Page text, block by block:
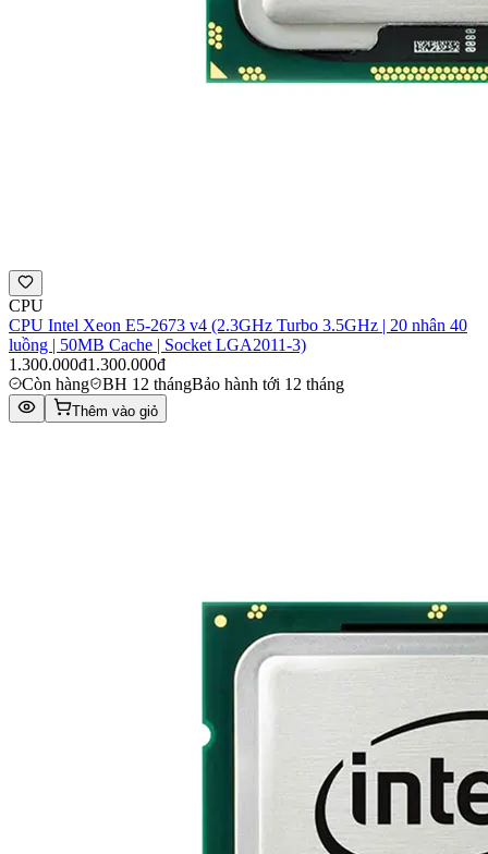
CPU
CPU Intel Xeon E5-2673 v4 (2.3GHz Turbo 3.5GHz | 20 nhân 40
luồng | 50MB Cache | Socket LGA2011-3)
1.300.000đ1.300.000đ
Còn hàng
BH 12 thángBảo hành tới 12 tháng
Thêm vào giỏ